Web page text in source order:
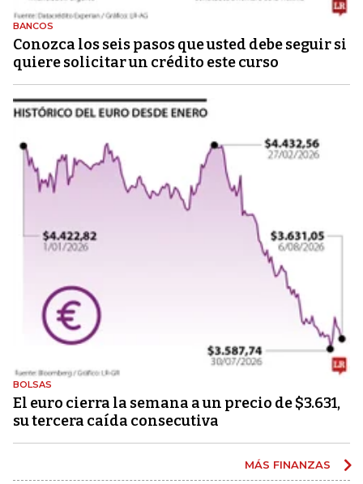
BANCOS
Conozca los seis pasos que usted debe seguir si
quiere solicitar un crédito este curso
BOLSAS
El euro cierra la semana a un precio de $3.631,
su tercera caída consecutiva
MÁS FINANZAS